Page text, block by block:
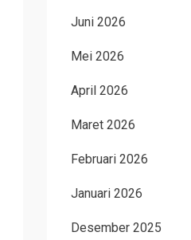
Juni 2026
Mei 2026
April 2026
Maret 2026
Februari 2026
Januari 2026
Desember 2025